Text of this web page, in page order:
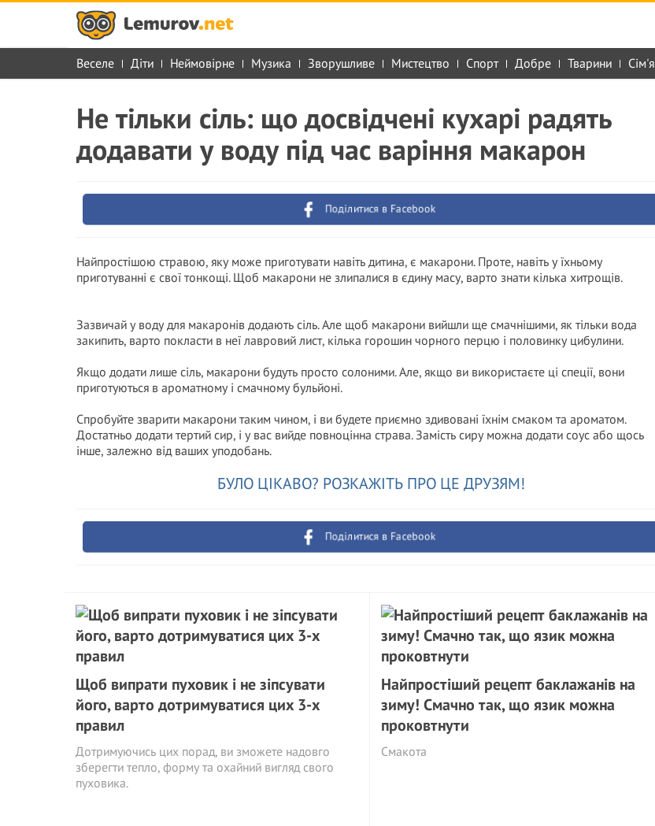
Веселе Діти Неймовірне Музика Зворушливе Мистецтво Спорт Добре Тварини Сім'я
Не тільки сіль: що досвідчені кухарі радять
додавати у воду під час варіння макарон
Поділитися в Facebook
Найпростішою стравою, яку може приготувати навіть дитина, є макарони. Проте, навіть у їхньому
приготуванні є свої тонкощі. Щоб макарони не злипалися в єдину масу, варто знати кілька хитрощів.
Зазвичай у воду для макаронів додають сіль. Але щоб макарони вийшли ще смачнішими, як тільки вода
закипить, варто покласти в неї лавровий лист, кілька горошин чорного перцю і половинку цибулини.
Якщо додати лише сіль, макарони будуть просто солоними. Але, якщо ви використаєте ці спеції, вони
приготуються в ароматному і смачному бульйоні.
Спробуйте зварити макарони таким чином, і ви будете приємно здивовані їхнім смаком та ароматом.
Достатньо додати тертий сир, і у вас вийде повноцінна страва. Замість сиру можна додати соус або щось
інше, залежно від ваших уподобань.
БУЛО ЦІКАВО? РОЗКАЖІТЬ ПРО ЦЕ ДРУЗЯМ!
Поділитися в Facebook
Щоб випрати пуховик і не зіпсувати
його, варто дотримуватися цих 3-х
правил
Дотримуючись цих порад, ви зможете надовго
зберегти тепло, форму та охайний вигляд свого
пуховика.
Найпростіший рецепт баклажанів на
зиму! Смачно так, що язик можна
проковтнути
Смакота